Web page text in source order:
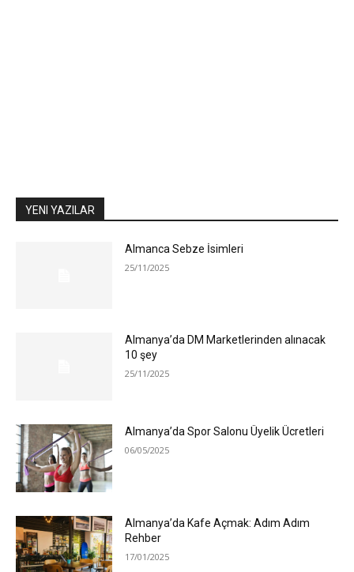
YENI YAZILAR
Almanca Sebze İsimleri
25/11/2025
Almanya’da DM Marketlerinden alınacak
10 şey
25/11/2025
Almanya’da Spor Salonu Üyelik Ücretleri
06/05/2025
Almanya’da Kafe Açmak: Adım Adım
Rehber
17/01/2025